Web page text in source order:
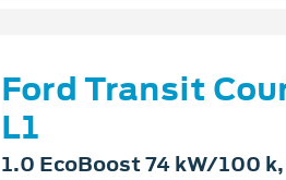
Ford Transit
L1
1.0 EcoBoost 74 kW/100